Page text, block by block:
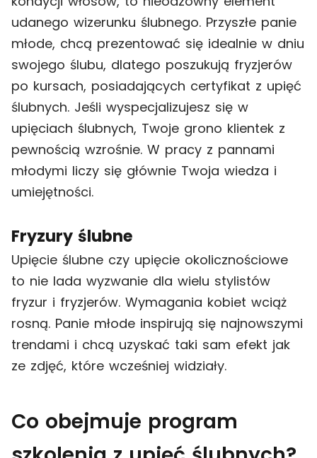
udanego wizerunku ślubnego. Przyszłe panie
młode, chcą prezentować się idealnie w dniu
swojego ślubu, dlatego poszukują fryzjerów
po kursach, posiadających certyfikat z upięć
ślubnych. Jeśli wyspecjalizujesz się w
upięciach ślubnych, Twoje grono klientek z
pewnością wzrośnie. W pracy z pannami
młodymi liczy się głównie Twoja wiedza i
umiejętności.
Fryzury ślubne
Upięcie ślubne czy upięcie okolicznościowe
to nie lada wyzwanie dla wielu stylistów
fryzur i fryzjerów. Wymagania kobiet wciąż
rosną. Panie młode inspirują się najnowszymi
trendami i chcą uzyskać taki sam efekt jak
ze zdjęć, które wcześniej widziały.
Co obejmuje program